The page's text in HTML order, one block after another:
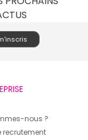
nous ?
recrutement